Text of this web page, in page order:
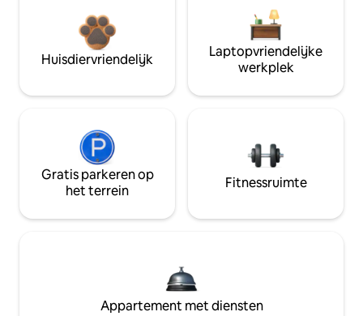
Huisdiervriendelijk
Laptopvriendelijke
werkplek
Gratis parkeren op
het terrein
Fitnessruimte
Appartement met diensten